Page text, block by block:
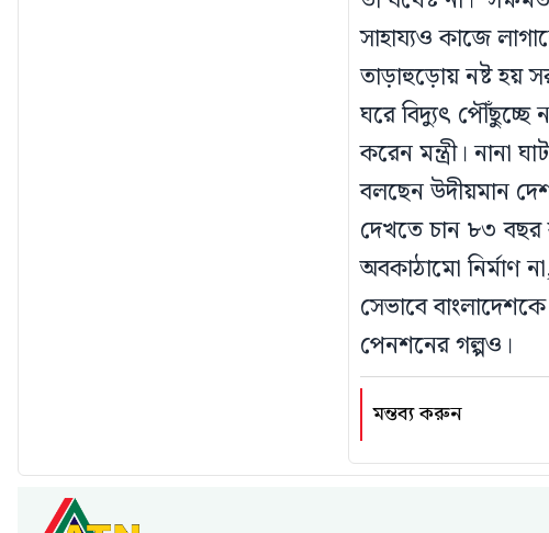
সাহায্যও কাজে
তাড়াহুড়োয় নষ্ট হয়
ঘরে বিদ্যুৎ পৌঁছুচ্ছে
করেন মন্ত্রী। নানা
বলছেন উদীয়মান
দেখতে চান ৮৩ বছর
অবকাঠামো নির্মাণ
সেভাবে
পেনশনের গল্পও।
মন্তব্য করুন